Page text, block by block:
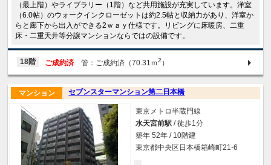
（最上階）やライブラリー（1階）など共用施設が充実しています。洋室
（6.0帖）のウォークインクローゼットは約2.5帖と収納力があり、洋室か
らと廊下から出入ができる2ｗａｙ仕様です。リビングに床暖房、二重
床・二重天井等分譲マンションならではの設備です。
18階 ご成約済 管：ご成約済（70.31ｍ2 ）
セブンスターマンション第二日本橋
マンション
東京メトロ半蔵門線
水天宮前駅 / 徒歩1分
築年 52年 / 10階建
東京都中央区日本橋箱崎町21-6